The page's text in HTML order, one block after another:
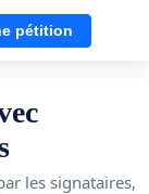
pétition
les signataires,